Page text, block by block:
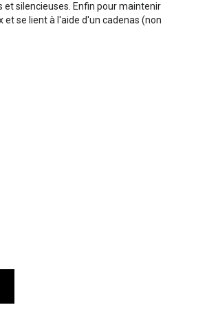
silencieuses. Enfin pour maintenir
se lient à l'aide d'un cadenas (non